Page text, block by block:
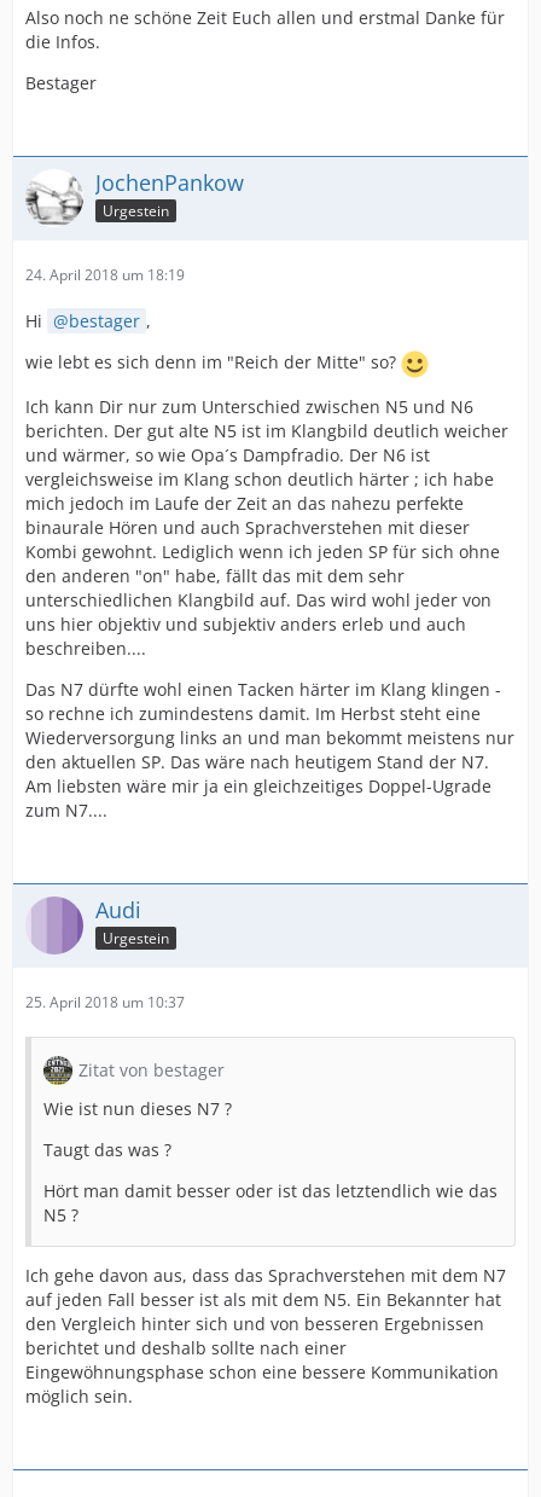
Also noch ne schöne Zeit Euch allen und erstmal Danke für
die Infos.
Bestager
JochenPankow
Urgestein
24. April 2018 um 18:19
Hi bestager ,
wie lebt es sich denn im "Reich der Mitte" so?
Ich kann Dir nur zum Unterschied zwischen N5 und N6
berichten. Der gut alte N5 ist im Klangbild deutlich weicher
und wärmer, so wie Opa´s Dampfradio. Der N6 ist
vergleichsweise im Klang schon deutlich härter ; ich habe
mich jedoch im Laufe der Zeit an das nahezu perfekte
binaurale Hören und auch Sprachverstehen mit dieser
Kombi gewohnt. Lediglich wenn ich jeden SP für sich ohne
den anderen "on" habe, fällt das mit dem sehr
unterschiedlichen Klangbild auf. Das wird wohl jeder von
uns hier objektiv und subjektiv anders erleb und auch
beschreiben....
Das N7 dürfte wohl einen Tacken härter im Klang klingen -
so rechne ich zumindestens damit. Im Herbst steht eine
Wiederversorgung links an und man bekommt meistens nur
den aktuellen SP. Das wäre nach heutigem Stand der N7.
Am liebsten wäre mir ja ein gleichzeitiges Doppel-Ugrade
zum N7....
Audi
Urgestein
25. April 2018 um 10:37
Zitat von bestager
Wie ist nun dieses N7 ?
Taugt das was ?
Hört man damit besser oder ist das letztendlich wie das
N5 ?
Ich gehe davon aus, dass das Sprachverstehen mit dem N7
auf jeden Fall besser ist als mit dem N5. Ein Bekannter hat
den Vergleich hinter sich und von besseren Ergebnissen
berichtet und deshalb sollte nach einer
Eingewöhnungsphase schon eine bessere Kommunikation
möglich sein.